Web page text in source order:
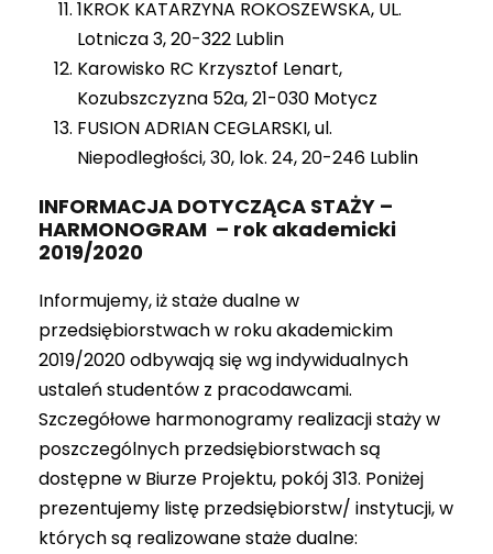
1KROK KATARZYNA ROKOSZEWSKA, UL.
Lotnicza 3, 20-322 Lublin
Karowisko RC Krzysztof Lenart,
Kozubszczyzna 52a, 21-030 Motycz
FUSION ADRIAN CEGLARSKI, ul.
Niepodległości, 30, lok. 24, 20-246 Lublin
INFORMACJA DOTYCZĄCA STAŻY –
HARMONOGRAM – rok akademicki
2019/2020
Informujemy, iż staże dualne w
przedsiębiorstwach w roku akademickim
2019/2020 odbywają się wg indywidualnych
ustaleń studentów z pracodawcami.
Szczegółowe harmonogramy realizacji staży w
poszczególnych przedsiębiorstwach są
dostępne w Biurze Projektu, pokój 313. Poniżej
prezentujemy listę przedsiębiorstw/ instytucji, w
których są realizowane staże dualne: